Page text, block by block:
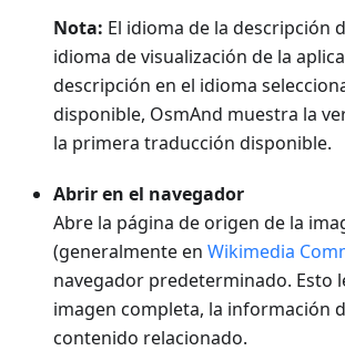
Nota: El idioma de la descripción
idioma de visualización de la
descripción en el idioma
disponible, OsmAnd muestra la
la primera traducción disponible.
Abrir en el navegador
Abre la página de origen de la
(generalmente en Wikimedia
navegador predeterminado. Esto
imagen completa, la información
contenido relacionado.